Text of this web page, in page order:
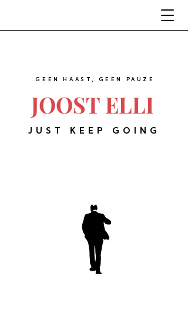
JOOST ELLI
GEEN HAAST, GEEN PAUZE
JUST KEEP GOING